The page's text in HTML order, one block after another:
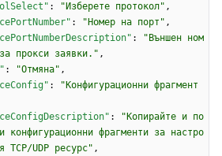
: "Изберете протокол" ,
: "Номер на порт" ,
:
"Външен ном
прокси заявки." ,
: "Отмяна" ,
:
"Конфигурационни фрагмент
:
"Копирайте и по
конфигурационни фрагменти за настро
TCP/UDP ресурс" ,